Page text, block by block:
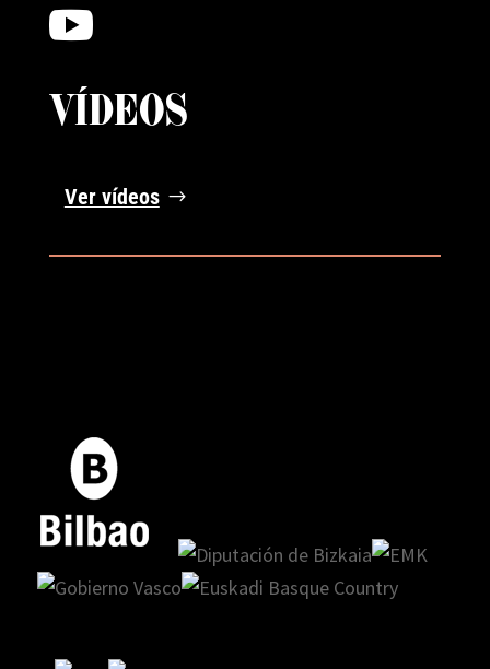

VÍDEOS
Ver vídeos